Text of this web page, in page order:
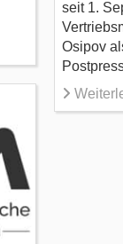
seit 1.
Osipov